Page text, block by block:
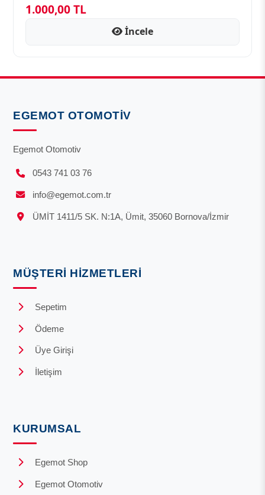
1.000,00 TL
İncele
EGEMOT OTOMOTIV
Egemot Otomotiv
0543 741 03 76
info@egemot.com.tr
ÜMİT 1411/5 SK. N:1A, Ümit, 35060 Bornova/İzmir
MÜŞTERI HIZMETLERI
Sepetim
Ödeme
Üye Girişi
İletişim
KURUMSAL
Egemot Shop
Egemot Otomotiv